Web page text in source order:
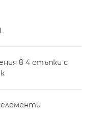
в 4 стъпки с
елементи